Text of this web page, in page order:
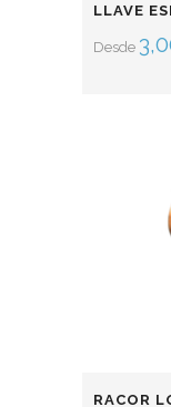
LLAVE
Desde
RACOR